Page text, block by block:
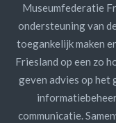
Museumfederatie
ondersteuning van
toegankelijk maken
Friesland op een zo
geven advies op het
communicatie.